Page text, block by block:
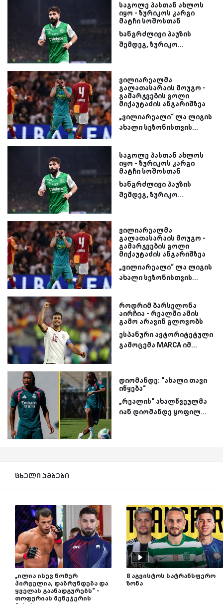
საგოლე პასთან ახლოს
იყო - ზურიკოს კარგი
მატჩი სოშოსთან
ხანგრძლივი პაუზის
შემდეგ, ზურიკო...
ვილიარეალმა
გალათასარაის მოუგო -
გამარჯვების გოლი
მიქაუტაძის ანგარიშზეა
„ვილიარეალი“ ლა ლიგის
ახალი სეზონისთვის...
საგოლე პასთან ახლოს
იყო - ზურიკოს კარგი
მატჩი სოშოსთან
ხანგრძლივი პაუზის
შემდეგ, ზურიკო...
ვილიარეალმა
გალათასარაის მოუგო -
გამარჯვების გოლი
მიქაუტაძის ანგარიშზეა
„ვილიარეალი“ ლა ლიგის
ახალი სეზონისთვის...
როდრიმ ბარსელონა
აირჩია - რეალში ამის
გამო არავინ გლოვობს
ესპანური ავტორიტეტული
გამოცემა MARCA იმ...
დიომანდე: “ახალი თავი
იწყება“
„რეალის“ ახალწვეულმა
იან დიომანდე ყოფილ...
ცხელი ამბები
„ილია ისევ ნომერ
პირველია, დაბრუნდება და
ყველას გაანადგურებს“ -
თოფურიას მენეჯერის
8 აგვისტოს სატრანსფერო
ზონა